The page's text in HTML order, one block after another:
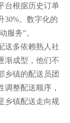
台根据历史订单
30%。数字化的
服务”。
送多依赖熟人社
渐成型，他们不
乡镇的配送员团
调整配送顺序，
乡镇配送走向规